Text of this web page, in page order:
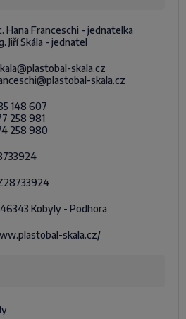
Hana Franceschi - jednatelka
Jiří Skála - jednatel
skala.cz
skala.cz
148 607
258 981
258 980
Kobyly - Podhora
skala.cz/